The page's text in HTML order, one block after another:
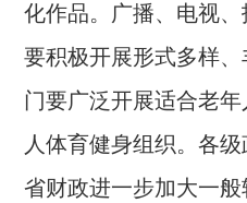
化作品。广播、电视
要积极开展形式多样
门要广泛开展适合老
人体育健身组织。各
省财政进一步加大一